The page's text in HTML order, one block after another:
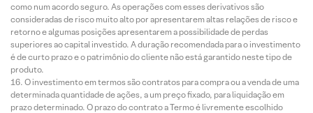
como num acordo seguro. As operações com esses derivativos são
consideradas de risco muito alto por apresentarem altas relações de risco e
retorno e algumas posições apresentarem a possibilidade de perdas
superiores ao capital investido. A duração recomendada para o investimento
é de curto prazo e o patrimônio do cliente não está garantido neste tipo de
produto.
O investimento em termos são contratos para compra ou a venda de uma
determinada quantidade de ações, a um preço fixado, para liquidação em
prazo determinado. O prazo do contrato a Termo é livremente escolhido